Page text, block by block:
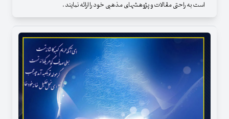
است به راحتی مقالات و پژوهشهای مذهبی خود را ارائه نمایند .